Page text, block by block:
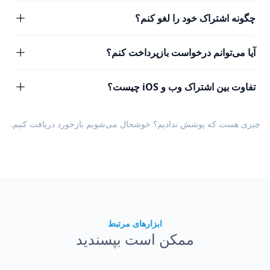
چگونه اشتراک خود را لغو کنم؟
آیا می‌توانم درخواست بازپرداخت کنم؟
تفاوت بین اشتراک وب و iOS چیست؟
چیزی هست که پوشش ندادیم؟ خوشحال می‌شویم بازخورد دریافت کنیم.
ابزارهای مرتبط
ممکن است بپسندید